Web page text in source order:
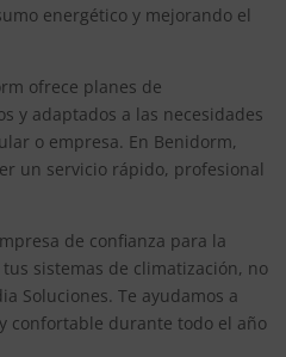
energético y mejorando el
ofrece planes de
y adaptados a las necesidades
o empresa. En Benidorm,
un servicio rápido, profesional
de confianza para la
sistemas de climatización, no
Soluciones. Te ayudamos a
confortable durante todo el año